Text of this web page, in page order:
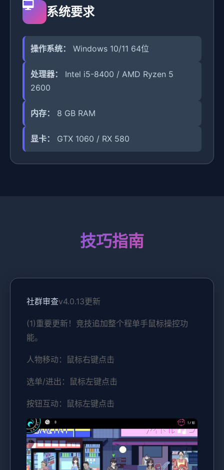
系统要求
操作系统： Windows 10/11 64位
处理器：
Intel i5-8400 / AMD Ryzen 5
2600
内存： 8 GB RAM
显卡： GTX 1060 / RX 580
技巧指南
社群审查v4.0.13更新
(1)重要更新！竞技追加整个程单手鼠标操控功
能。
人物移动：鼠标右键点击
选单/进出：鼠标左键点击
按钮互动：鼠标左键点击